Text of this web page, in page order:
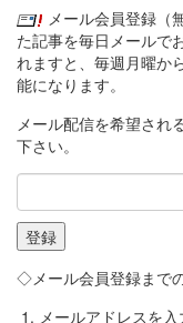
メール会員登録（
た記事を毎日メールで
れますと、毎週月曜か
能になります。
メール配信を希望され
下さい。
◇メール会員登録まで
メールアドレスを入